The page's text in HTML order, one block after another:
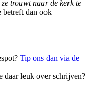
trouwt naar de kerk te
betreft dan ook
Tip ons dan via de
daar leuk over schrijven?